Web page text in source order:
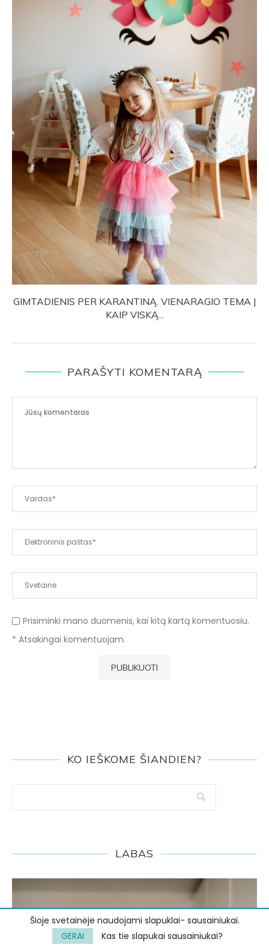
GIMTADIENIS PER KARANTINĄ. VIENARAGIO TEMA |
KAIP VISKĄ...
PARAŠYTI KOMENTARĄ
Prisiminki mano duomenis, kai kitą kartą komentuosiu.
* Atsakingai komentuojam.
KO IEŠKOME ŠIANDIEN?
LABAS
Šioje svetainėje naudojami slapuklai- sausainiukai.
GERAI
Kas tie slapukai sausainiukai?